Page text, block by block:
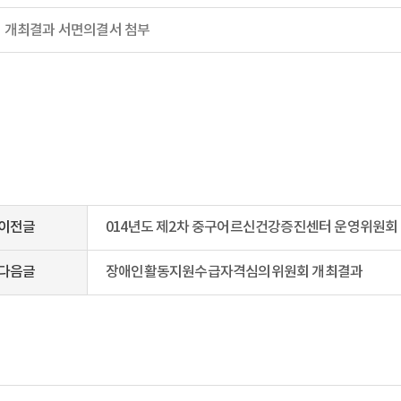
개최결과 서면의결서 첨부
전글 014년도 제2차 중구어르신건강증진센터 운영위원회
음글 장애인활동지원수급자격심의위원회 개최결과